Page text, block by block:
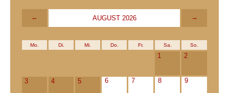
← AUGUST 2026 →
Mo. Di. Mi. Do. Fr. Sa. So.
1 2
3 4 5 6 7 8 9